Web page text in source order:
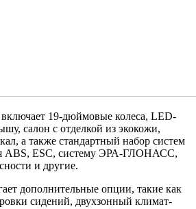
включает 19-дюймовые колеса, LED-
салон с отделкой из экокожи,
а также стандартный набор систем
ABS, ESC, систему ЭРА-ГЛОНАСС,
и другие.
дополнительные опции, такие как
сидений, двухзонный климат-